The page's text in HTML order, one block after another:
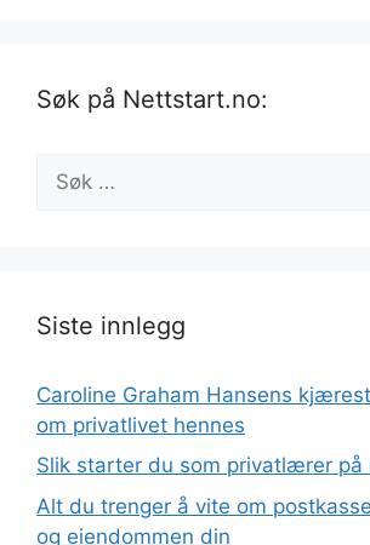
Søk på Nettstart.no:
etter:
Siste innlegg
Caroline Graham Hansens
om privatlivet hennes
Slik starter du som privatlærer på
Alt du trenger å vite om
og eiendommen din